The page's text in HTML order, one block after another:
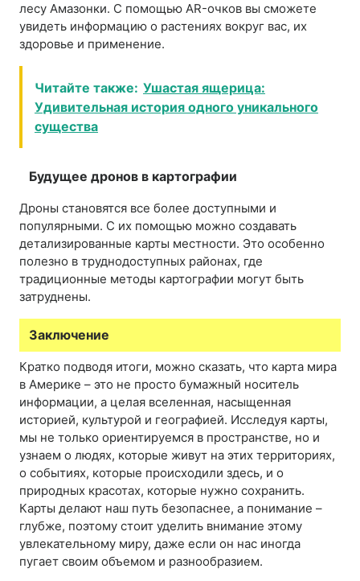
лесу Амазонки. С помощью AR-очков вы сможете
увидеть информацию о растениях вокруг вас, их
здоровье и применение.
Читайте также: Ушастая ящерица:
Удивительная история одного уникального
существа
Будущее дронов в картографии
Дроны становятся все более доступными и
популярными. С их помощью можно создавать
детализированные карты местности. Это особенно
полезно в труднодоступных районах, где
традиционные методы картографии могут быть
затруднены.
Заключение
Кратко подводя итоги, можно сказать, что карта мира
в Америке – это не просто бумажный носитель
информации, а целая вселенная, насыщенная
историей, культурой и географией. Исследуя карты,
мы не только ориентируемся в пространстве, но и
узнаем о людях, которые живут на этих территориях,
о событиях, которые происходили здесь, и о
природных красотах, которые нужно сохранить.
Карты делают наш путь безопаснее, а понимание –
глубже, поэтому стоит уделить внимание этому
увлекательному миру, даже если он нас иногда
пугает своим объемом и разнообразием.